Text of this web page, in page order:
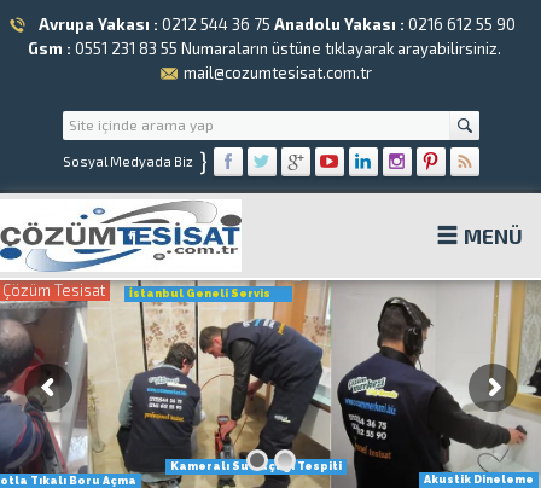
Avrupa Yakası : 0212 544 36 75 Anadolu Yakası : 0216 612 55 90
Gsm : 0551 231 83 55 Numaraların üstüne tıklayarak arayabilirsiniz.
mail@cozumtesisat.com.tr
Sosyal Medyada Biz }
MENÜ
Çözüm Tesisat
Kameralı Su Kaçağı Tespiti
Tıkalı Boru Açma
Akustik Dineleme
İstanbul Geneli Servis